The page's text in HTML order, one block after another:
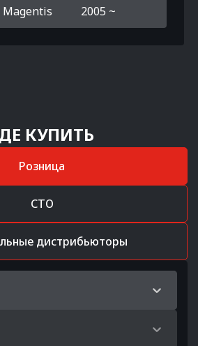
Magentis 2005 ~
КУПИТЬ
Розница
СТО
дистрибьюторы